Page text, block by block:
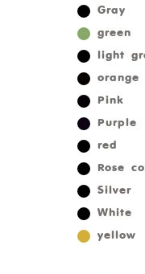
Gray
green
light
orange
Pink
Purple
red
Rose
Silver
White
yellow